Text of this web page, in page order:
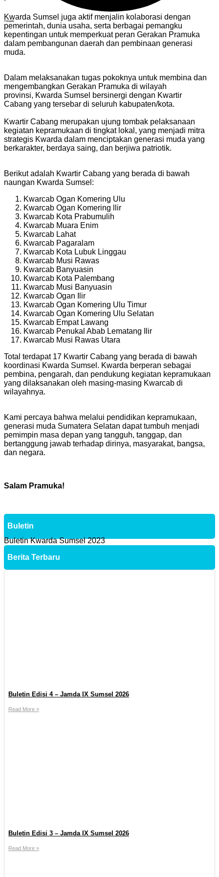
Threads
Kwarda Sumsel juga aktif menjalin kolaborasi dengan
pemerintah, dunia usaha, serta berbagai pemangku
kepentingan untuk memperkuat peran Gerakan Pramuka
dalam pembangunan daerah dan pembinaan generasi
muda.
Dalam melaksanakan tugas pokoknya untuk membina dan
mengembangkan Gerakan Pramuka di wilayah
provinsi, Kwarda Sumsel bersinergi dengan Kwartir
Cabang yang tersebar di seluruh kabupaten/kota.
Kwartir Cabang merupakan ujung tombak pelaksanaan
kegiatan kepramukaan di tingkat lokal, yang menjadi mitra
strategis Kwarda dalam menciptakan generasi muda yang
berkarakter, berdaya saing, dan berjiwa patriotik.
Berikut adalah Kwartir Cabang yang berada di bawah
naungan Kwarda Sumsel:
Kwarcab Ogan Komering Ulu
Kwarcab Ogan Komering llir
Kwarcab Kota Prabumulih
Kwarcab Muara Enim
Kwarcab Lahat
Kwarcab Pagaralam
Kwarcab Kota Lubuk Linggau
Kwarcab Musi Rawas
Kwarcab Banyuasin
Kwarcab Kota Palembang
Kwarcab Musi Banyuasin
Kwarcab Ogan Ilir
Kwarcab Ogan Komering Ulu Timur
Kwarcab Ogan Komering Ulu Selatan
Kwarcab Empat Lawang
Kwarcab Penukal Abab Lematang Ilir
Kwarcab Musi Rawas Utara
Total terdapat 17 Kwartir Cabang yang berada di bawah
koordinasi Kwarda Sumsel. Kwarda berperan sebagai
pembina, pengarah, dan pendukung kegiatan kepramukaan
yang dilaksanakan oleh masing-masing Kwarcab di
wilayahnya.
Kami percaya bahwa melalui pendidikan kepramukaan,
generasi muda Sumatera Selatan dapat tumbuh menjadi
pemimpin masa depan yang tangguh, tanggap, dan
bertanggung jawab terhadap dirinya, masyarakat, bangsa,
dan negara.
Salam Pramuka!
Buletin
Buletin Kwarda Sumsel 2023
Berita Terbaru
Buletin Edisi 4 – Jamda IX Sumsel 2026
Read More »
Buletin Edisi 3 – Jamda IX Sumsel 2026
Read More »